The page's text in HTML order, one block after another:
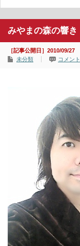
みやまの森の響き
［記事公開日］2010/09/27
未分類
コメン